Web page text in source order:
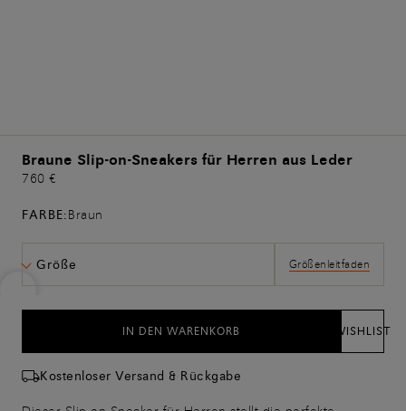
Braune Slip-on-Sneakers für Herren aus Leder
760 €
FARBE:Braun
Größe Größenleitfaden
IN DEN WARENKORB WISHLIST
Kostenloser Versand & Rückgabe